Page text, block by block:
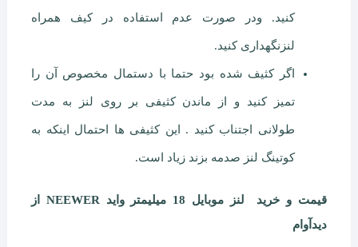
کنید. ودر صورت عدم استفاده در کیف همراه
لنزنگهداری کنید.
اگر کثیف شده بود حتما با دستمال مخصوص آن را
تمیز کنید و از ماندن کثیفی بر روی لنز به مدت
طولانی اجتناب کنید . این کثیفی ها احتمال اینکه به
کوتینگ لنز صدمه بزند زیاد است.
قیمت و خرید لنز موبایل 18 میلیمتر واید NEEWER از
دیدآوام